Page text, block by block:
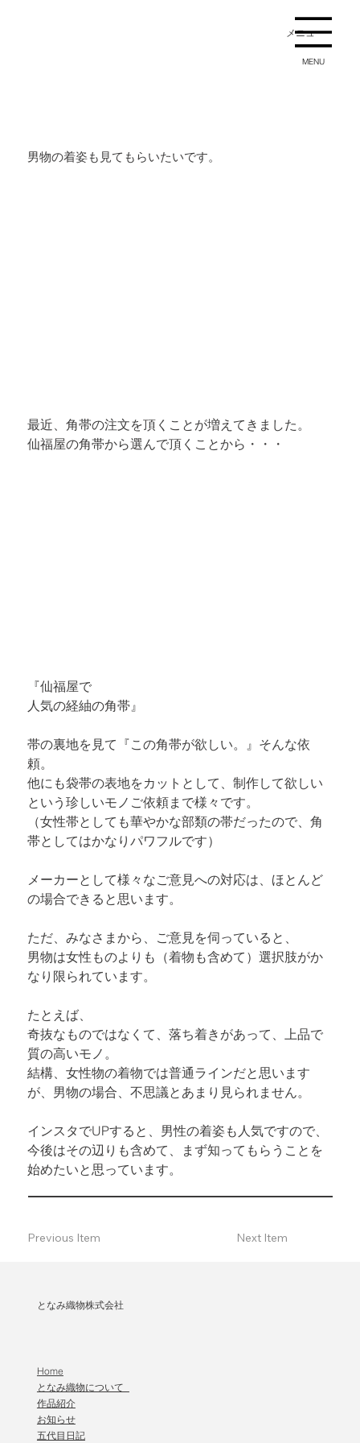
メニュー
MENU
男物の着姿も見てもらいたいです。
最近、角帯の注文を頂くことが増えてきました。
仙福屋の角帯から選んで頂く ことから・・・
『仙福屋で
人気の経紬の角帯』
帯の裏地を見て『この角帯が欲しい。』そんな依
頼。
他にも袋帯の表地をカットとして、制作して欲しい
という珍しいモノご依頼まで様々です。
（女性帯としても華やかな部類の帯だったので、角
帯としてはかなりパワフルです）
メーカーとして様々なご意見への対応は、ほとんど
の場合できると思います。
ただ、みなさまから、ご意見を伺っていると、
男物は女性ものよりも（着物も含めて）選択肢がか
なり限られています。
たとえば、
奇抜なものではなくて、落ち着きがあって、上品で
質の高いモノ。
結構、女性物の着物では普通ラインだと思います
が、男物の場合、不思議とあまり見られません。
インスタでUPすると、男性の着姿も人気ですので、
今後はその辺りも含めて、まず知ってもらうことを
始めたいと思っています。
Next Item
Previous Item
となみ織物株式会社
Home
となみ織物について
作品紹介
​お知らせ
五代目日記